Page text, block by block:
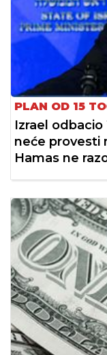
PLAN OD 15
Izrael odbacio
neće provesti
Hamas ne